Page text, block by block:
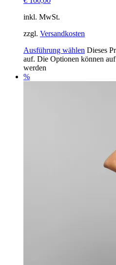
inkl. MwSt.
zzgl. Versandkosten
Ausführung wählen Dieses
auf. Die Optionen können
werden
%